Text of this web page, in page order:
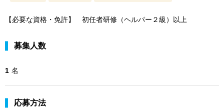
【必要な資格・免許】 初任者研修（ヘルパー２級）以上
募集人数
1 名
応募方法